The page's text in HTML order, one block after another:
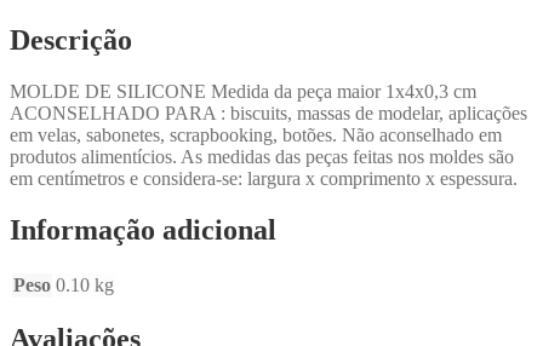
Descrição
MOLDE DE SILICONE Medida da peça maior 1x4x0,3 cm
ACONSELHADO PARA : biscuits, massas de modelar, aplicações
em velas, sabonetes, scrapbooking, botões. Não aconselhado em
produtos alimentícios. As medidas das peças feitas nos moldes são
em centímetros e considera-se: largura x comprimento x espessura.
Informação adicional
Peso 0.10 kg
Avaliações